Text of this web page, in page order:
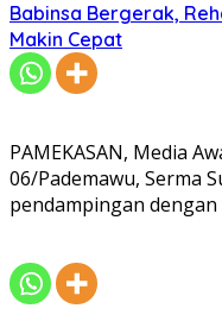
Babinsa Bergerak,
Makin Cepat
PAMEKASAN, Media
06/Pademawu, Serma
pendampingan